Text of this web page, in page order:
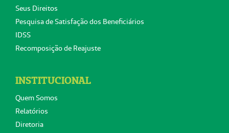
Seus Direitos
Pesquisa de Satisfação dos Beneficiários
IDSS
Recomposição de Reajuste
INSTITUCIONAL
Quem Somos
Relatórios
Diretoria